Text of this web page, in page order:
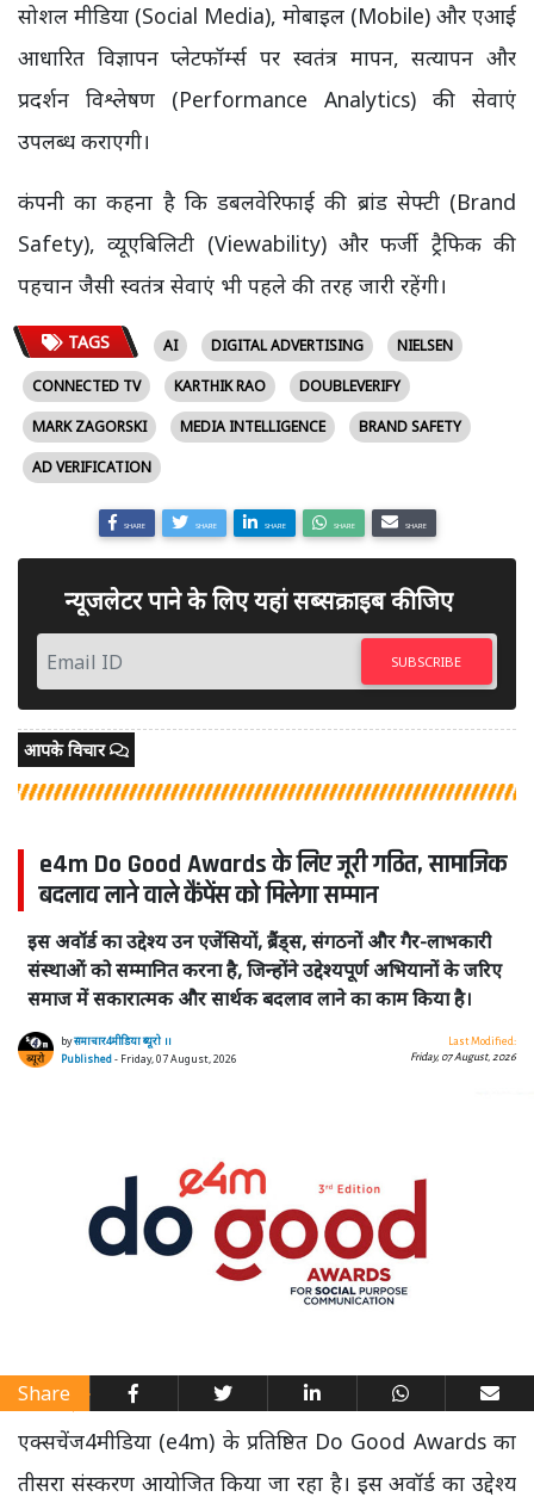
सोशल मीडिया (Social Media), मोबाइल (Mobile) और एआई
आधारित विज्ञापन प्लेटफॉर्म्स पर स्वतंत्र मापन, सत्यापन और
प्रदर्शन विश्लेषण (Performance Analytics) की सेवाएं
उपलब्ध कराएगी।
कंपनी का कहना है कि डबलवेरिफाई की ब्रांड सेफ्टी (Brand
Safety), व्यूएबिलिटी (Viewability) और फर्जी ट्रैफिक की
पहचान जैसी स्वतंत्र सेवाएं भी पहले की तरह जारी रहेंगी।
TAGS AI DIGITAL ADVERTISING
NIELSEN
CONNECTED TV
KARTHIK RAO
DOUBLEVERIFY
MARK ZAGORSKI
MEDIA INTELLIGENCE
BRAND SAFETY
AD VERIFICATION
SHARE SHARE SHARE SHARE SHARE
न्यूजलेटर पाने के लिए यहां सब्सक्राइब कीजिए
SUBSCRIBE
आपके विचार
e4m Do Good Awards के लिए जूरी गठित, सामाजिक
बदलाव लाने वाले कैंपेंस को मिलेगा सम्मान
इस अवॉर्ड का उद्देश्य उन एजेंसियों, ब्रैंड्स, संगठनों और गैर-लाभकारी
संस्थाओं को सम्मानित करना है, जिन्होंने उद्देश्यपूर्ण अभियानों के जरिए
समाज में सकारात्मक और सार्थक बदलाव लाने का काम किया है।
byसमाचार4मीडिया ब्यूरो ।।
Published- Friday, 07 August, 2026
Last Modified:
Friday, 07 August, 2026
Share
एक्सचेंज4मीडिया (e4m) के प्रतिष्ठित Do Good Awards का
तीसरा संस्करण आयोजित किया जा रहा है। इस अवॉर्ड का उद्देश्य